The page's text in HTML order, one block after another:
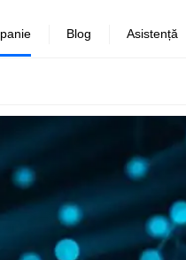
Blog Asistență